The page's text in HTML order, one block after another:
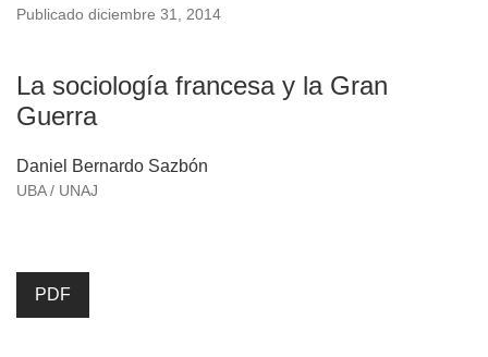
La sociología francesa y la Gran
Guerra
Publicado diciembre 31, 2014
Daniel Bernardo Sazbón
UBA / UNAJ
PDF